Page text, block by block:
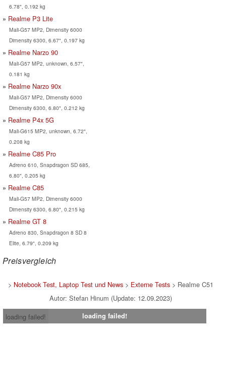
6.78", 0.192 kg
Realme P3 Lite
Mali-G57 MP2, Dimensity 6000
Dimensity 6300, 6.67", 0.197 kg
Realme Narzo 90
Mali-G57 MP2, unknown, 6.57",
0.181 kg
Realme Narzo 90x
Mali-G57 MP2, Dimensity 6000
Dimensity 6300, 6.80", 0.212 kg
Realme P4x 5G
Mali-G615 MP2, unknown, 6.72",
0.208 kg
Realme C85 Pro
Adreno 610, Snapdragon SD 685,
6.80", 0.205 kg
Realme C85
Mali-G57 MP2, Dimensity 6000
Dimensity 6300, 6.80", 0.215 kg
Realme GT 8
Adreno 830, Snapdragon 8 SD 8
Elite, 6.79", 0.209 kg
Preisvergleich
> Notebook Test, Laptop Test und News> Externe Tests> Realme C51
Autor: Stefan Hinum (Update: 12.09.2023)
loading failed!
loading failed!